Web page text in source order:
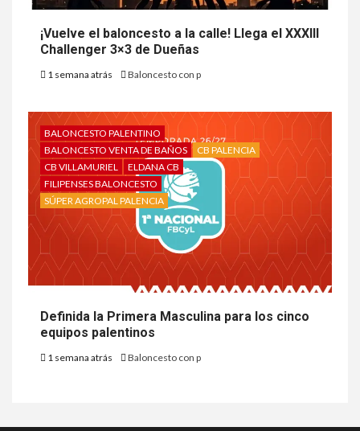
¡Vuelve el baloncesto a la calle! Llega el XXXIII
Challenger 3×3 de Dueñas
1 semana atrás Baloncesto con p
BALONCESTO PALENTINO
BALONCESTO VENTA DE BAÑOS
CB PALENCIA
CB VILLAMURIEL
ELDANA CB
FILIPENSES BALONCESTO
SÚPER AGROPAL PALENCIA
Definida la Primera Masculina para los cinco
equipos palentinos
1 semana atrás Baloncesto con p